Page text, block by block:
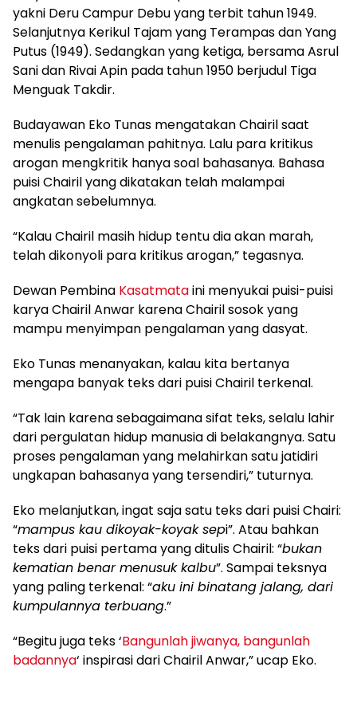
yakni Deru Campur Debu yang terbit tahun 1949.
Selanjutnya Kerikul Tajam yang Terampas dan Yang
Putus (1949). Sedangkan yang ketiga, bersama Asrul
Sani dan Rivai Apin pada tahun 1950 berjudul Tiga
Menguak Takdir.
Budayawan Eko Tunas mengatakan Chairil saat
menulis pengalaman pahitnya. Lalu para kritikus
arogan mengkritik hanya soal bahasanya. Bahasa
puisi Chairil yang dikatakan telah malampai
angkatan sebelumnya.
“Kalau Chairil masih hidup tentu dia akan marah,
telah dikonyoli para kritikus arogan,” tegasnya.
Dewan Pembina Kasatmataini menyukai puisi-puisi
karya Chairil Anwar karena Chairil sosok yang
mampu menyimpan pengalaman yang dasyat.
Eko Tunas menanyakan, kalau kita bertanya
mengapa banyak teks dari puisi Chairil terkenal.
“Tak lain karena sebagaimana sifat teks, selalu lahir
dari pergulatan hidup manusia di belakangnya. Satu
proses pengalaman yang melahirkan satu jatidiri
ungkapan bahasanya yang tersendiri,” tuturnya.
Eko melanjutkan, ingat saja satu teks dari puisi Chairi:
“mampus kau dikoyak-koyak sepi”. Atau bahkan
teks dari puisi pertama yang ditulis Chairil: “bukan
kematian benar menusuk kalbu”. Sampai teksnya
yang paling terkenal: “aku ini binatang jalang, dari
kumpulannya terbuang.”
“Begitu juga teks ‘Bangunlah jiwanya, bangunlah
badannya‘ inspirasi dari Chairil Anwar,” ucap Eko.